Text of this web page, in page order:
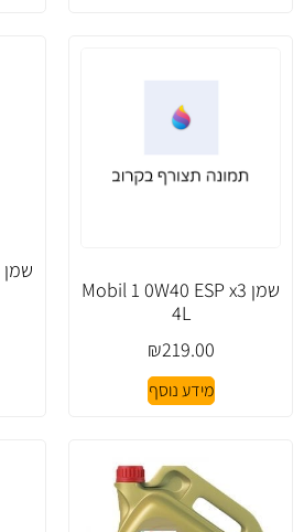
שמן Mobil 1 0W40 ESP x3
4L
₪219.00
מידע נוסף